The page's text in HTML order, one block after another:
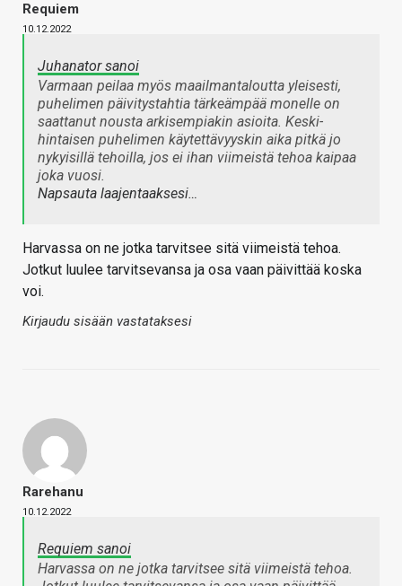
Requiem
10.12.2022
Juhanator sanoi
Varmaan peilaa myös maailmantaloutta yleisesti,
puhelimen päivitystahtia tärkeämpää monelle on
saattanut nousta arkisempiakin asioita. Keski-
hintaisen puhelimen käytettävyyskin aika pitkä jo
nykyisillä tehoilla, jos ei ihan viimeistä tehoa kaipaa
joka vuosi.
Napsauta laajentaaksesi…
Harvassa on ne jotka tarvitsee sitä viimeistä tehoa.
Jotkut luulee tarvitsevansa ja osa vaan päivittää koska
voi.
Kirjaudu sisään vastataksesi
Rarehanu
10.12.2022
Requiem sanoi
Harvassa on ne jotka tarvitsee sitä viimeistä tehoa.